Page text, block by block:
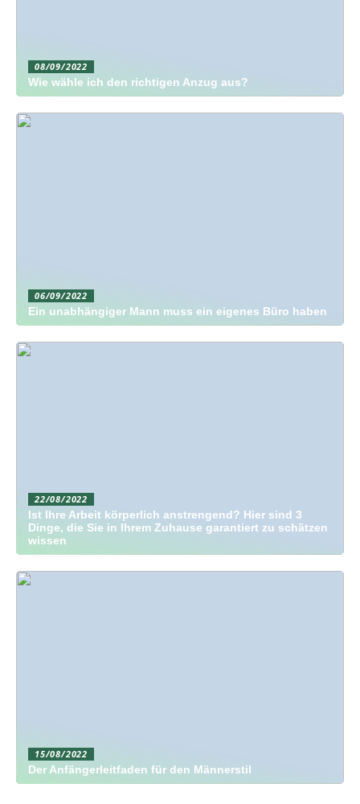
08/09/2022
Wie wähle ich den richtigen Anzug aus?
06/09/2022
Ein unabhängiger Mann muss ein eigenes Büro haben
22/08/2022
Ist Ihre Arbeit körperlich anstrengend? Hier sind 3
Dinge, die Sie in Ihrem Zuhause garantiert zu schätzen
wissen
15/08/2022
Der Anfängerleitfaden für den Männerstil